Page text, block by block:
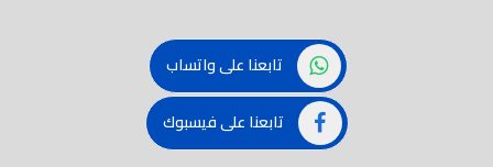
تابعنا على واتساب
تابعنا على فيسبوك